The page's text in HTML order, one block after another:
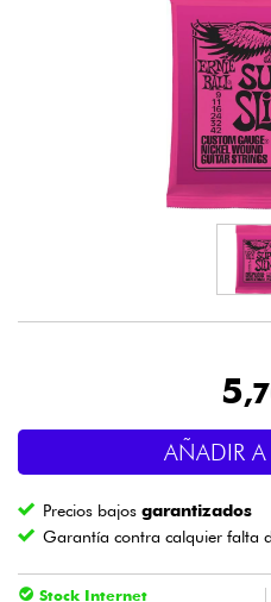
Sintetizadores &
Auriculares
Batería y percusión
Vientos
Violines y cuarteto
5
AÑADIR A
Precios bajosgarantizados
Garantía contra calquier falta
Stock Internet